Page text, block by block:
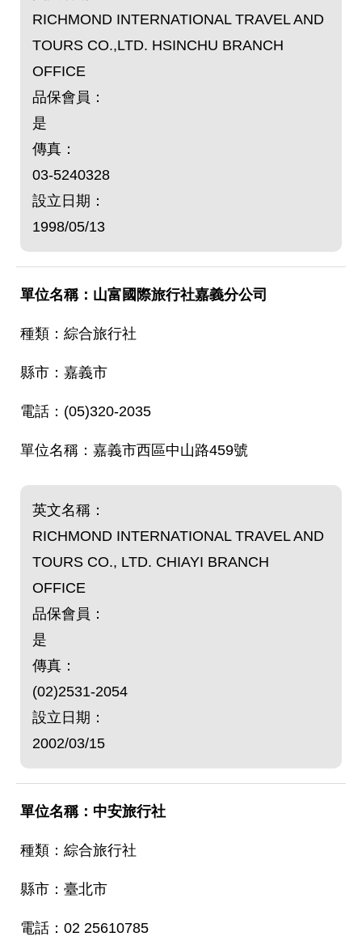
RICHMOND INTERNATIONAL TRAVEL AND
TOURS CO.,LTD. HSINCHU BRANCH
OFFICE
品保會員：
是
傳真：
03-5240328
設立日期：
1998/05/13
山富國際旅行社嘉義分公司
綜合旅行社
嘉義市
(05)320-2035
嘉義市西區中山路459號
英文名稱：
RICHMOND INTERNATIONAL TRAVEL AND
TOURS CO., LTD. CHIAYI BRANCH
OFFICE
品保會員：
是
傳真：
(02)2531-2054
設立日期：
2002/03/15
中安旅行社
綜合旅行社
臺北市
02 25610785